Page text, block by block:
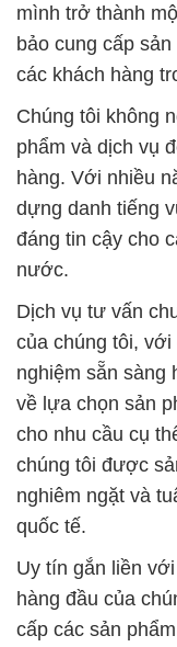
mình trở thành
bảo cung cấp
các khách hàng
Chúng tôi không
phẩm và dịch vụ
hàng. Với nhiều
dựng danh tiếng
đáng tin cậy cho
nước.
Dịch vụ tư vấn
của chúng tôi, với
nghiệm sẵn sàng
về lựa chọn sản
cho nhu cầu cụ
chúng tôi được
nghiêm ngặt và
quốc tế.
Uy tín gắn liền
hàng đầu của
cấp các sản